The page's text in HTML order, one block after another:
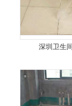
深圳卫生